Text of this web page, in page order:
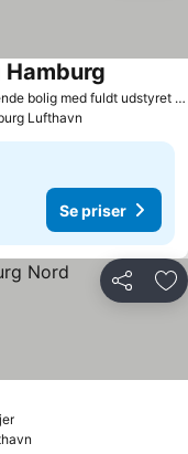
Lejlighedslignende bolig med fuldt udstyret køkken
Lufthavn
Se priser
Del